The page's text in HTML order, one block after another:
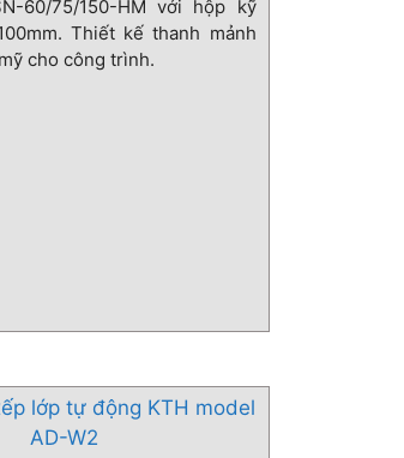
60/75/150-HM với hộp kỹ
Thiết kế thanh mảnh
cho công trình.